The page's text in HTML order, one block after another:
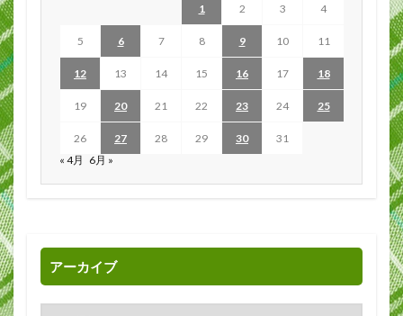
1 2 3 4
5 6 7 8 9 10 11
12 13 14 15 16 17 18
19 20 21 22 23 24 25
26 27 28 29 30
31
« 4月 6月 »
アーカイブ